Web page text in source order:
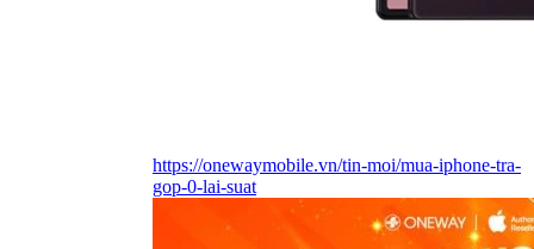
https://onewaymobile.vn/tin-moi/mua-iphone-tra-
gop-0-lai-suat